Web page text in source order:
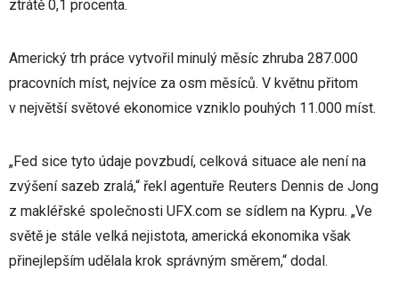
ztrátě 0,1 procenta.
Americký trh práce vytvořil minulý měsíc zhruba 287.000
pracovních míst, nejvíce za osm měsíců. V květnu přitom
v největší světové ekonomice vzniklo pouhých 11.000 míst.
„Fed sice tyto údaje povzbudí, celková situace ale není na
zvýšení sazeb zralá,“ řekl agentuře Reuters Dennis de Jong
z makléřské společnosti UFX.com se sídlem na Kypru. „Ve
světě je stále velká nejistota, americká ekonomika však
přinejlepším udělala krok správným směrem,“ dodal.